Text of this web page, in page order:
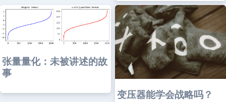
张量量化：未被讲述的故
事
变压器能学会战略吗？